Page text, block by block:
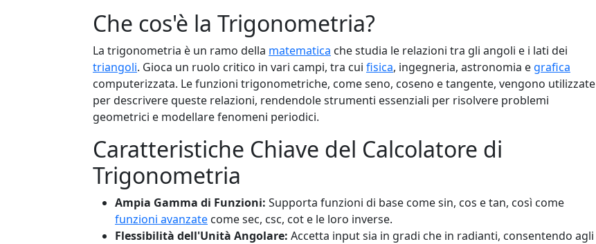
Che cos'è la Trigonometria?
La trigonometria è un ramo della matematica che studia le relazioni tra gli angoli e i lati dei
triangoli. Gioca un ruolo critico in vari campi, tra cui fisica, ingegneria, astronomia e grafica
computerizzata. Le funzioni trigonometriche, come seno, coseno e tangente, vengono utilizzate
per descrivere queste relazioni, rendendole strumenti essenziali per risolvere problemi
geometrici e modellare fenomeni periodici.
Caratteristiche Chiave del Calcolatore di
Trigonometria
Ampia Gamma di Funzioni: Supporta funzioni di base come sin, cos e tan, così come
funzioni avanzate come sec, csc, cot e le loro inverse.
Flessibilità dell'Unità Angolare: Accetta input sia in gradi che in radianti, consentendo agli